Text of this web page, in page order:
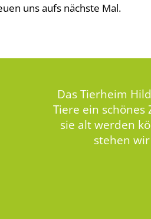
uns aufs nächste Mal.
Das Tierheim
Tiere ein schönes
sie alt werden
stehen